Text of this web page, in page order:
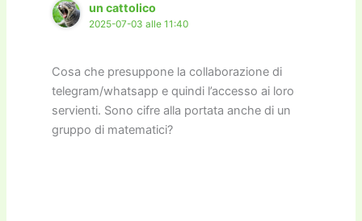
un cattolico
2025-07-03 alle 11:40
Cosa che presuppone la collaborazione di
telegram/whatsapp e quindi l’accesso ai loro
servienti. Sono cifre alla portata anche di un
gruppo di matematici?